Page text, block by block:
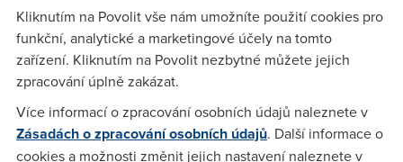
xDSL
Začneme s xDSL internetem. V září jeho celková rychlost
stouplao 4 %na12,5 Mb/s.
Poskytovatel
Rychlost v
Mb/s
Meziměsíční
změna
Meziroční
změna
AVONET
5,61 -42 %
-30 %
Kliknutím na Povolit vše nám umožníte použití cookies pro
funkční, analytické a marketingové účely na tomto
zařízení. Kliknutím na Povolit nezbytné můžete jejich
zpracování úplně zakázat.
Více informací o zpracování osobních údajů naleznete v
Zásadách o zpracování osobních údajů. Další informace o
cookies a možnosti změnit jejich nastavení naleznete v